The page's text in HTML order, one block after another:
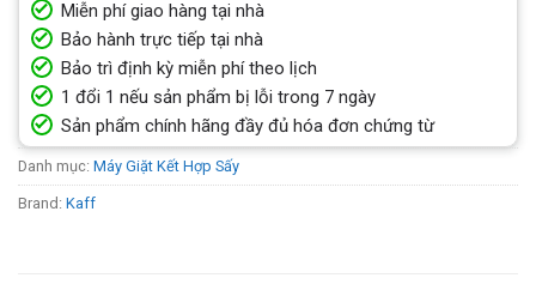
Miễn phí giao hàng tại nhà
Bảo hành trực tiếp tại nhà
Bảo trì định kỳ miễn phí theo lịch
1 đổi 1 nếu sản phẩm bị lỗi trong 7 ngày
Sản phẩm chính hãng đầy đủ hóa đơn chứng từ
Danh mục: Máy Giặt Kết Hợp Sấy
Brand: Kaff